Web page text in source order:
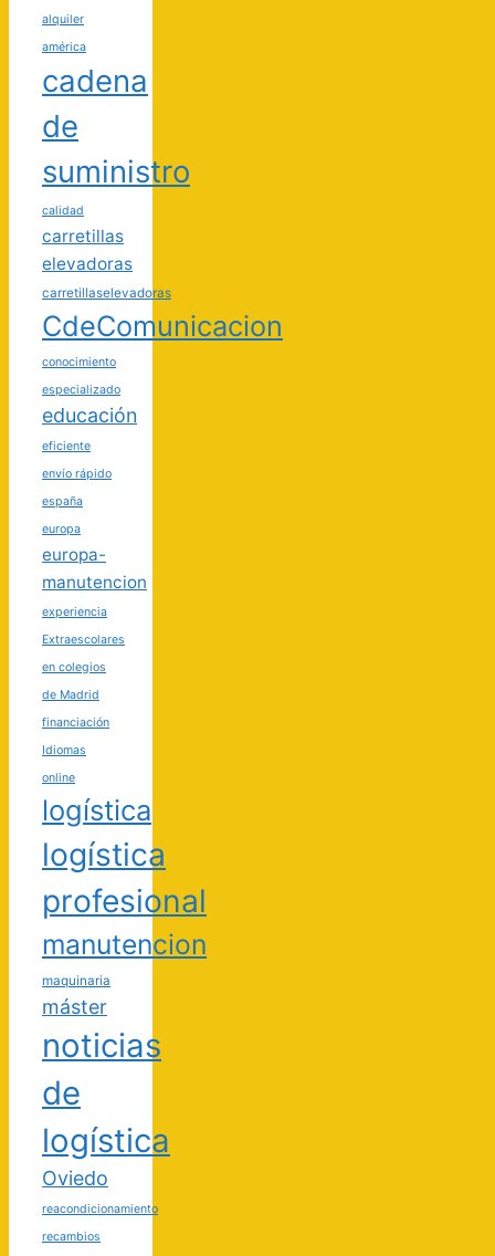
alquiler
américa
cadena
de
suministro
calidad
carretillas
elevadoras
carretillaselevadoras
CdeComunicacion
conocimiento
especializado
educación
eficiente
envío rápido
españa
europa
europa-
manutencion
experiencia
Extraescolares
en colegios
de Madrid
financiación
Idiomas
online
logística
logística
profesional
manutencion
maquinaria
máster
noticias
de
logística
Oviedo
reacondicionamiento
recambios